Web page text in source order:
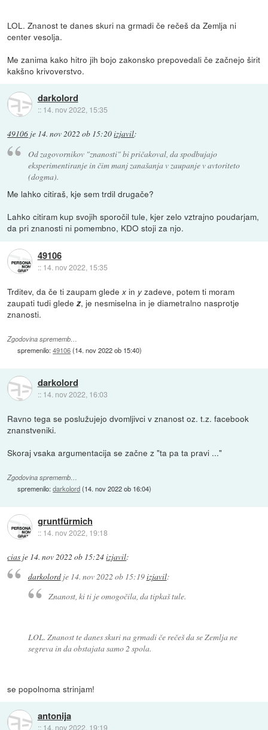
LOL. Znanost te danes skuri na grmadi če rečeš da Zemlja ni
center vesolja.
Me zanima kako hitro jih bojo zakonsko prepovedali če začnejo širit
kakšno krivoverstvo.
darkolord
:: 14. nov 2022, 15:35
49106 je 14. nov 2022 ob 15:20izjavil:
Od zagovornikov "znanosti" bi pričakoval, da spodbujajo
eksperimentiranje in čim manj zanašanja v zaupanje v avtoriteto
(dogma).
Me lahko citiraš, kje sem trdil drugače?
Lahko citiram kup svojih sporočil tule, kjer zelo vztrajno poudarjam,
da pri znanosti ni pomembno, KDO stoji za njo.
49106
:: 14. nov 2022, 15:35
Trditev, da če ti zaupam gledex in y zadeve, potem ti moram
zaupati tudi gledez, je nesmiselna in je diametralno nasprotje
znanosti.
Zgodovina sprememb…
spremenilo:49106(14. nov 2022 ob 15:40)
darkolord
:: 14. nov 2022, 16:03
Ravno tega se poslužujejo dvomljivci v znanost oz. t.z. facebook
znanstveniki.
Skoraj vsaka argumentacija se začne z "ta pa ta pravi ..."
Zgodovina sprememb…
spremenilo:darkolord(14. nov 2022 ob 16:04)
gruntfürmich
:: 14. nov 2022, 19:18
cias je 14. nov 2022 ob 15:24izjavil:
darkolordje 14. nov 2022 ob 15:19izjavil:
Znanost, ki ti je omogočila, da tipkaš tule.
LOL. Znanost te danes skuri na grmadi če rečeš da se Zemlja ne
segreva in da obstajata samo 2 spola.
se popolnoma strinjam!
antonija
:: 14. nov 2022, 19:19